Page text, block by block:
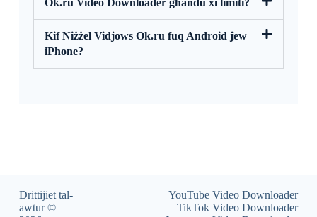
Kif Niżżel Vidjows Ok.ru fuq Android jew
iPhone?
Drittijiet tal-
awtur ©
YouTube Video Downloader
TikTok Video Downloader